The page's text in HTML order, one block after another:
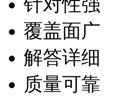
覆盖面广
解答详细
质量可靠